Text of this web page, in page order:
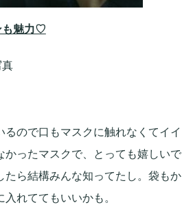
も魅力♡
真
るので口もマスクに触れなくてイイ
かったマスクで、とっても嬉しいで
たら結構みんな知ってたし。袋もか
れててもいいかも。